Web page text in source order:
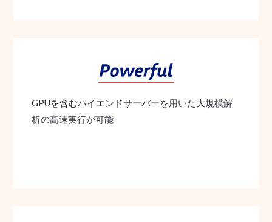
GPUを含むハイエンドサーバーを用いた大規模解
析の高速実行が可能